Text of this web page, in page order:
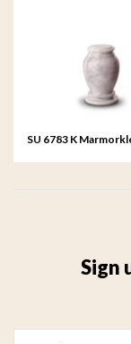
SU 6783 K
Sign